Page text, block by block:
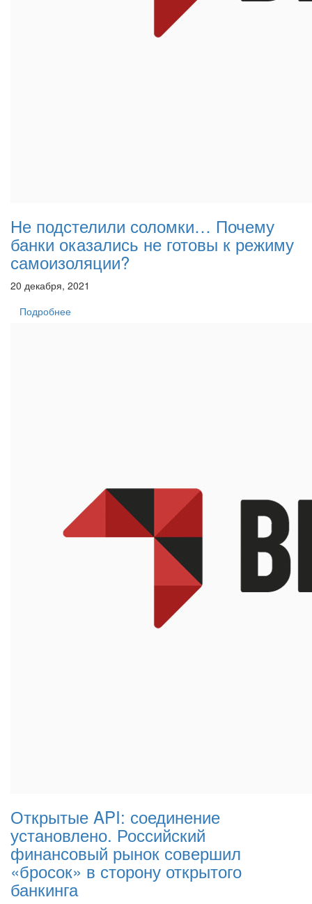
Не подстелили соломки… Почему
банки оказались не готовы к режиму
самоизоляции?
20 декабря, 2021
Подробнее
Открытые API: соединение
установлено. Российский
финансовый рынок совершил
«бросок» в сторону открытого
банкинга